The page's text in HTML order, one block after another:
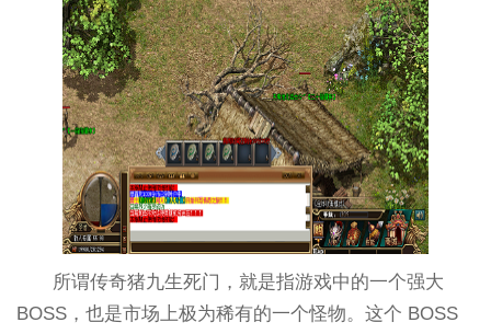
所谓传奇猪九生死门，就是指游戏中的一个强大
BOSS，也是市场上极为稀有的一个怪物。这个 BOSS